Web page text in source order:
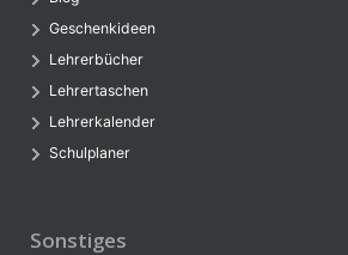
Geschenkideen
Lehrerbücher
Lehrertaschen
Lehrerkalender
Schulplaner
Sonstiges